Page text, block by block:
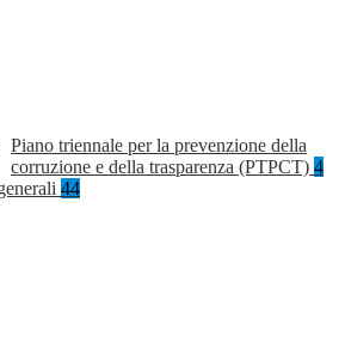
Piano triennale per la prevenzione della
corruzione e della trasparenza (PTPCT) 4
44